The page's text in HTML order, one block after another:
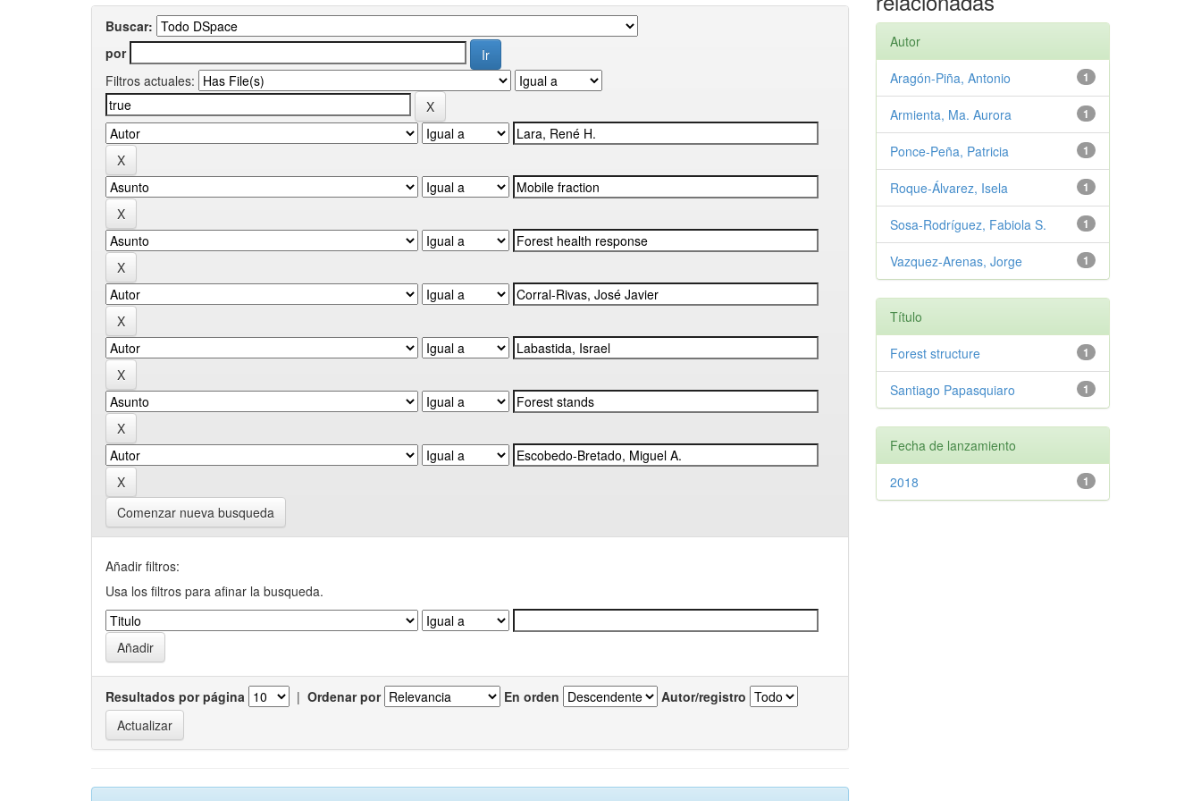
Buscar:
por
Filtros actuales:
Comenzar nueva busqueda
Añadir filtros:
Usa los filtros para afinar la busqueda.
Resultados por página | Ordenar por En orden Autor/registro
Autor
1
Aragón-Piña, Antonio
1
Armienta, Ma. Aurora
1
Ponce-Peña, Patricia
1
Roque-Álvarez, Isela
1
Sosa-Rodríguez, Fabiola S.
1
Vazquez-Arenas, Jorge
Título
1
Forest structure
1
Santiago Papasquiaro
Fecha de lanzamiento
1
2018